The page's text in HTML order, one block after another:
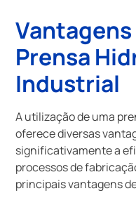
Vantagens
Prensa
Industrial
A utilização de uma
oferece diversas
significativamente a
processos de
principais vantagens